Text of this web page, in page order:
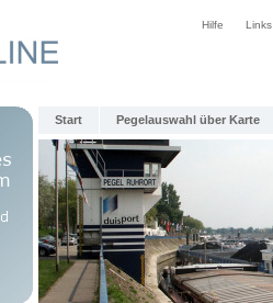
Hilfe Links
Start Pegelauswahl über Karte